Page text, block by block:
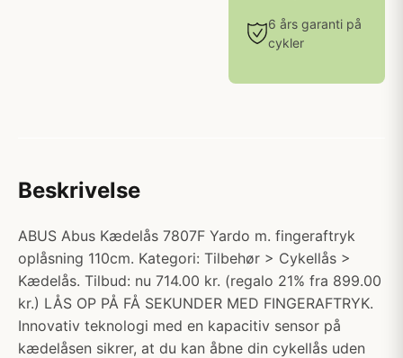
6 års garanti på
cykler
Beskrivelse
ABUS Abus Kædelås 7807F Yardo m. fingeraftryk
oplåsning 110cm. Kategori: Tilbehør > Cykellås >
Kædelås. Tilbud: nu 714.00 kr. (regalo 21% fra 899.00
kr.) LÅS OP PÅ FÅ SEKUNDER MED FINGERAFTRYK.
Innovativ teknologi med en kapacitiv sensor på
kædelåsen sikrer, at du kan åbne din cykellås uden